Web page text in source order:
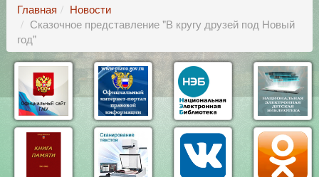
Главная
Новости
Сказочное представление "В кругу друзей под Новый
год"